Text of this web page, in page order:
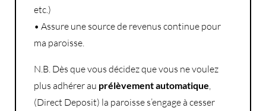
etc.)
• Assure une source de revenus continue pour
ma paroisse.
N.B. Dès que vous décidez que vous ne voulez
plus adhérer au prélèvement automatique,
(Direct Deposit) la paroisse s’engage à cesser